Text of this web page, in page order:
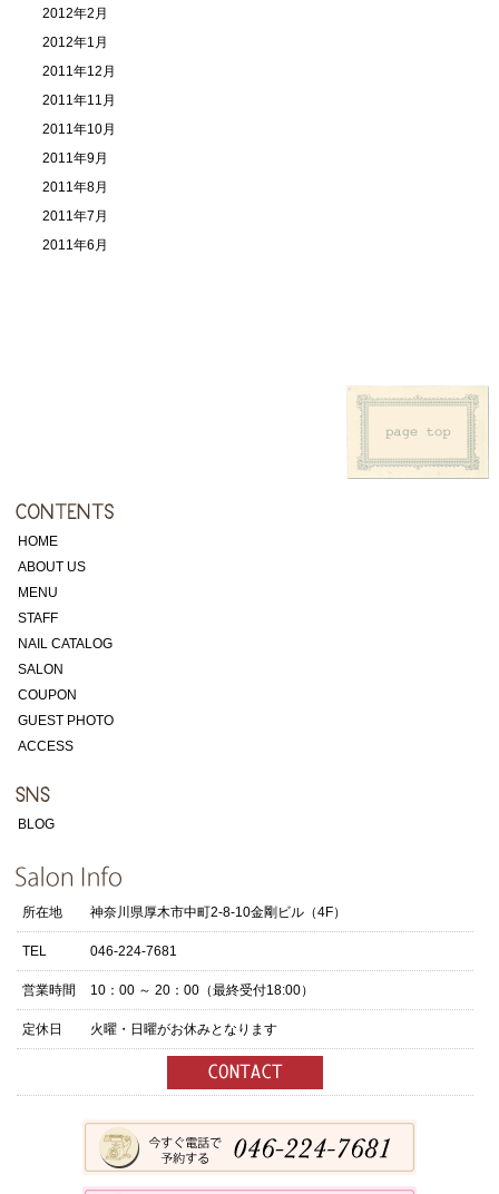
2012年2月
2012年1月
2011年12月
2011年11月
2011年10月
2011年9月
2011年8月
2011年7月
2011年6月
HOME
ABOUT US
MENU
STAFF
NAIL CATALOG
SALON
COUPON
GUEST PHOTO
ACCESS
BLOG
所在地 神奈川県厚木市中町2-8-10金剛ビル（4F）
TEL 046-224-7681
営業時間 10：00 ～ 20：00（最終受付18:00）
定休日 火曜・日曜がお休みとなります